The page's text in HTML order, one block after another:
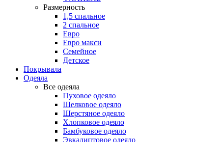
Размерность
1,5 спальное
2 спальное
Евро
Евро макси
Семейное
Детское
Покрывала
Одеяла
Все одеяла
Пуховое одеяло
Шелковое одеяло
Шерстяное одеяло
Хлопковое одеяло
Бамбуковое одеяло
Эвкалиптовое одеяло